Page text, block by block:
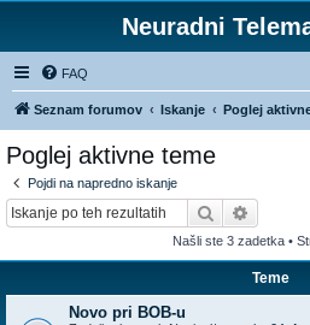
Neuradni
FAQ
Seznam forumov Iskanje Poglej
Poglej aktivne teme
Pojdi na napredno iskanje
Iskanje
Našli ste 3 zadetka •
Teme
Novo pri BOB-u